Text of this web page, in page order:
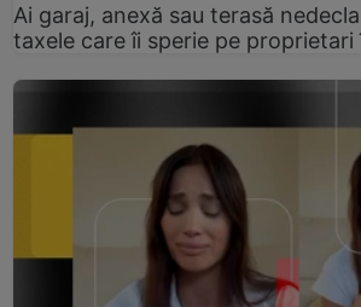
Ai garaj, anexă sau terasă
taxele care îi sperie pe proprietari